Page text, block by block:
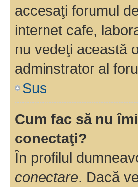
accesaţi forumul
internet cafe,
nu vedeţi această
adminstrator al
Sus
Cum fac să nu
conectaţi?
În profilul
conectare. Dacă